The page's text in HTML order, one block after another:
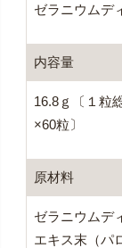
ゼラニウムデ
内容量
16.8ｇ〔１粒
×60粒〕
原材料
ゼラニウムデ
エキス末（パ